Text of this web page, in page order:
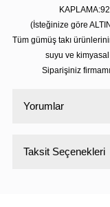
(İsteğinize göre
Tüm gümüş takı
suyu ve
Siparişiniz
Yorumlar
Taksit Seçenekleri